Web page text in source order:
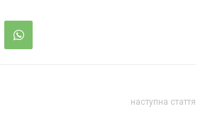
наступна стаття